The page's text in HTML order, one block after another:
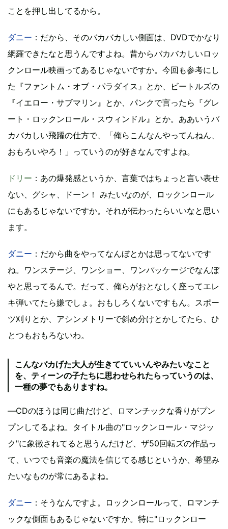
ことを押し出してるから。
ダニー ：だから、そのバカバカしい側面は、DVDでかなり
網羅できたなと思うんですよね。昔からバカバカしいロッ
クンロール映画ってあるじゃないですか。今回も参考にし
た『ファントム・オブ・パラダイス』とか、ビートルズの
『イエロー・サブマリン』とか、パンクで言ったら『グレ
ート・ロックンロール・スウィンドル』とか。ああいうバ
カバカしい飛躍の仕方で、「俺らこんなんやってんねん、
おもろいやろ！」っていうのが好きなんですよね。
ドリー ：あの爆発感というか、言葉ではちょっと言い表せ
ない、グシャ、ドーン！ みたいなのが、ロックンロール
にもあるじゃないですか。それが伝わったらいいなと思い
ます。
ダニー ：だから曲をやってなんぼとかは思ってないです
ね。ワンステージ、ワンショー、ワンパッケージでなんぼ
やと思ってるんで。だって、俺らがおとなしく座ってエレ
キ弾いてたら嫌でしょ。おもしろくないですもん。スポー
ツ刈りとか、アシンメトリーで斜め分けとかしてたら、ひ
とつもおもろないわ。
こんなバカげた大人が生きてていいんやみたいなこと
を、ティーンの子たちに思わせられたらっていうのは、
一種の夢でもありますね。
―CDのほうは同じ曲だけど、ロマンチックな香りがプン
プンしてるよね。タイトル曲の"ロックンロール・マジッ
ク"に象徴されてると思うんだけど、ザ50回転ズの作品っ
て、いつでも音楽の魔法を信じてる感じというか、希望み
たいなものが常にあるよね。
ダニー ：そうなんですよ。ロックンロールって、ロマンチ
ックな側面もあるじゃないですか。特に"ロックンロー